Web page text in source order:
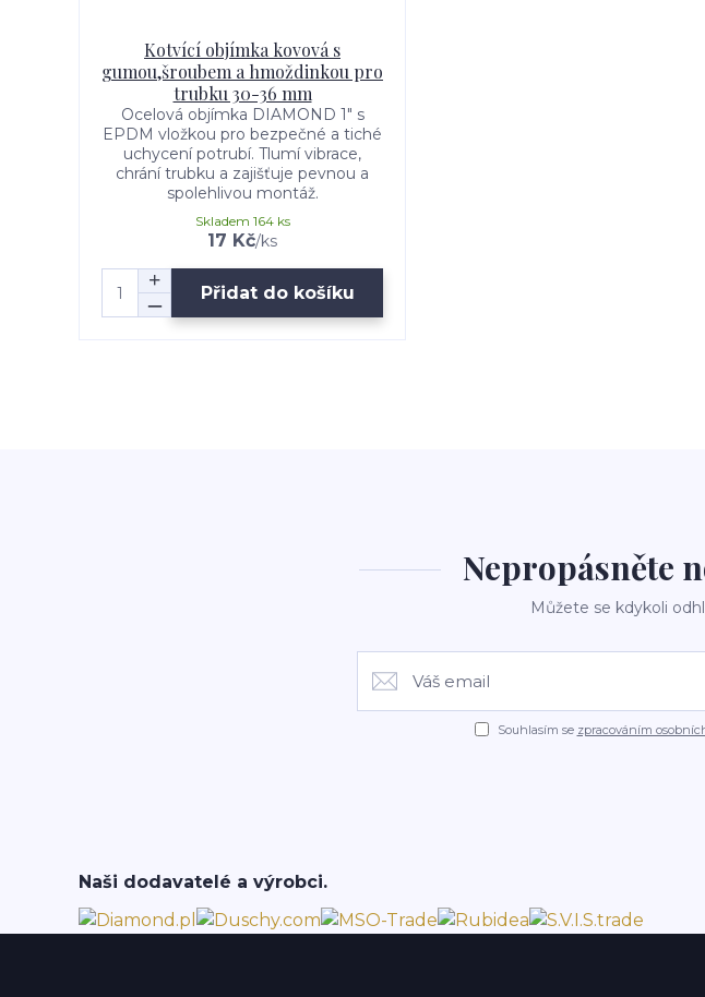
Kotvící objímka kovová s
gumou,šroubem a hmoždinkou pro
trubku 30-36 mm
Ocelová objímka DIAMOND 1" s
EPDM vložkou pro bezpečné a tiché
uchycení potrubí. Tlumí vibrace,
chrání trubku a zajišťuje pevnou a
spolehlivou montáž.
17 Kč/ks
Skladem 164 ks
Přidat do košíku
Nepropásněte
Můžete se kdykoli
Souhlasím se zpracováním
Naši dodavatelé a výrobci.